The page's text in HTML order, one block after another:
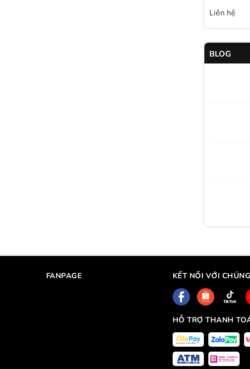
Liên hệ
BLOG
FANPAGE KẾT NỐI VỚI
HỖ TRỢ THANH